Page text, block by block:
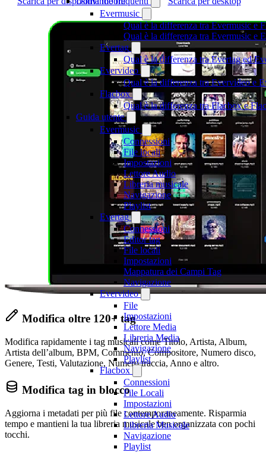
Evermusic
Qual è la differenza tra Evermusic e
Qual è la differenza tra Evermusic e
Evertag
Qual è la differenza tra Evertag ed
Evervideo
Qual è la differenza tra Evervideo e
Flacbox
Qual è la differenza tra Flacbox e
Guida utente
Evermusic
Connessioni
File locali
Impostazioni
Lettore Audio
Libreria musicale
Navigazione
Playlist
Evertag
Connessioni
Editor tag
File locali
Impostazioni
Mappatura dei Campi Tag
Navigazione
Evervideo
File
Impostazioni
Lettore Media
Libreria Media
Navigazione
Playlist
Flacbox
Connessioni
File Locali
Impostazioni
Lettore Audio
Libreria Musicale
Navigazione
Playlist
Modifica oltre 120+ tag
Modifica rapidamente i tag musicali come Titolo, Artista, Album,
Artista dell’album, BPM, Commento, Compositore, Numero disco,
Genere, Testi, Valutazione, Numero traccia, Anno e altro.
Modifica tag in blocco
Aggiorna i metadati per più file contemporaneamente. Risparmia
tempo e mantieni la tua libreria musicale ben organizzata con pochi
tocchi.